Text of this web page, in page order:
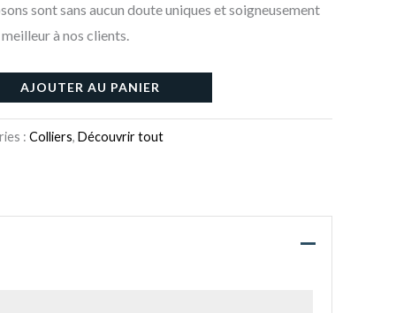
sont sans aucun doute uniques et soigneusement
à nos clients.
AJOUTER AU PANIER
: Colliers, Découvrir tout